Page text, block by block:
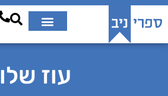
עוז שלו